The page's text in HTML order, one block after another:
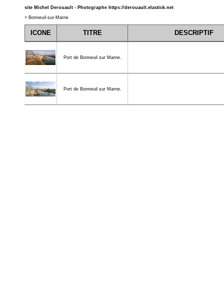
site Michel Derouault - Photographe https://derouault.elastick.net
> Bonneuil-sur-Marne
ICONE TITRE DESCRIPTIF
Port de Bonneuil sur Marne.
Port de Bonneuil sur Marne.